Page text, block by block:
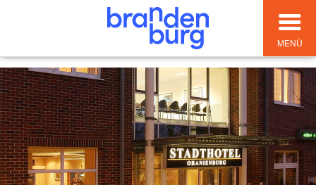
MENÜ